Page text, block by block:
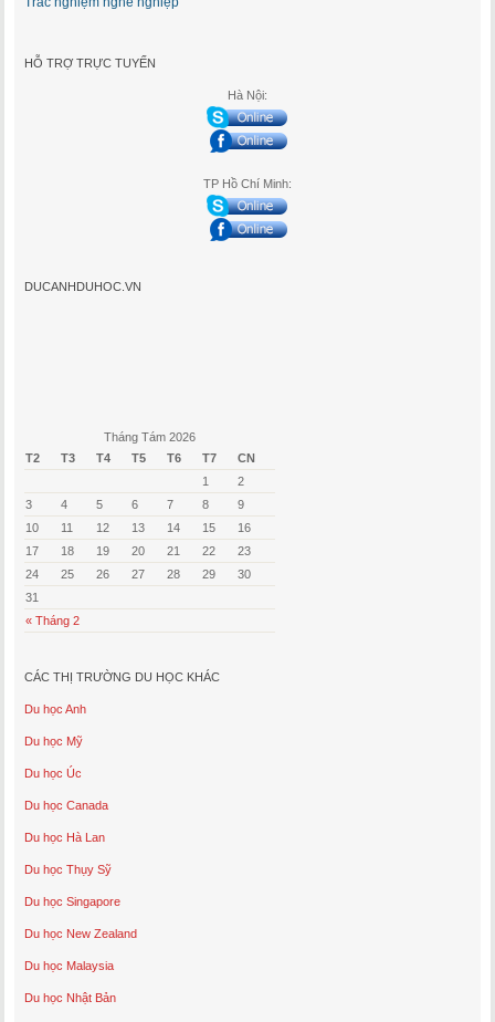
HỖ TRỢ TRỰC TUYẾN
Hà Nội:
TP Hồ Chí Minh:
DUCANHDUHOC.VN
Tháng Tám 2026
T2
T3 T4 T5 T6 T7 CN
« Tháng 2
1
2
3
4 5 6 7 8
9
10
11 12 13 14 15
16
17
18 19 20 21 22
23
24
25 26 27 28 29
30
31
CÁC THỊ TRƯỜNG DU HỌC KHÁC
Du học Anh
Du học Mỹ
Du học Úc
Du học Canada
Du học Hà Lan
Du học Thụy Sỹ
Du học Singapore
Du học New Zealand
Du học Malaysia
Du học Nhật Bản